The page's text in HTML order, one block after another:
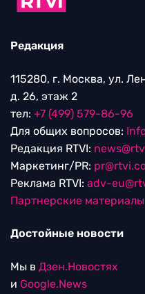
Редакция
115280, г. Москва, ул.
д. 26, этаж 2
тел: +7 (499) 579-86-96
Для общих вопросов:
Редакция RTVI:
Маркетинг/PR:
Реклама RTVI: adv-
Партнерские материалы
Достойные новости
Мы в Дзен.Новостях
и Google.News